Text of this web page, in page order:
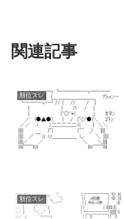
関連記事
順位スレ
順位スレ